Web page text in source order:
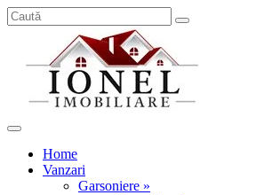
Home
Vanzari
Garsoniere »